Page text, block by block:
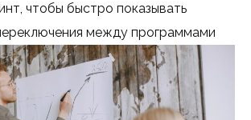
чтобы быстро показывать
между программами